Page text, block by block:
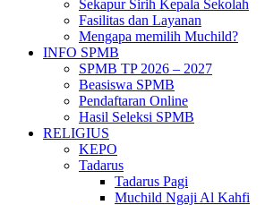
Sekapur Sirih Kepala Sekolah
Fasilitas dan Layanan
Mengapa memilih Muchild?
INFO SPMB
SPMB TP 2026 – 2027
Beasiswa SPMB
Pendaftaran Online
Hasil Seleksi SPMB
RELIGIUS
KEPO
Tadarus
Tadarus Pagi
Muchild Ngaji Al Kahfi